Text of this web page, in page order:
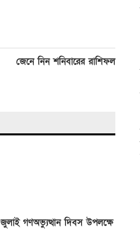
জেনে নিন শনিবারের রাশিফল
জুলাই গণঅভ্যুত্থান দিবস উপলক্ষে